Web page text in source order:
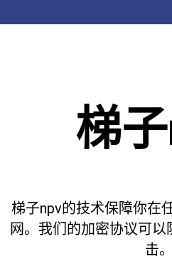
梯
梯子npv的技术保障你在
网。我们的加密协议可
击。